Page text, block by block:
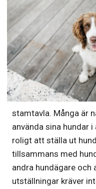
stamtavla. Många är
använda sina hundar
roligt att ställa ut
tillsammans med
andra hundägare och
utställningar kräver